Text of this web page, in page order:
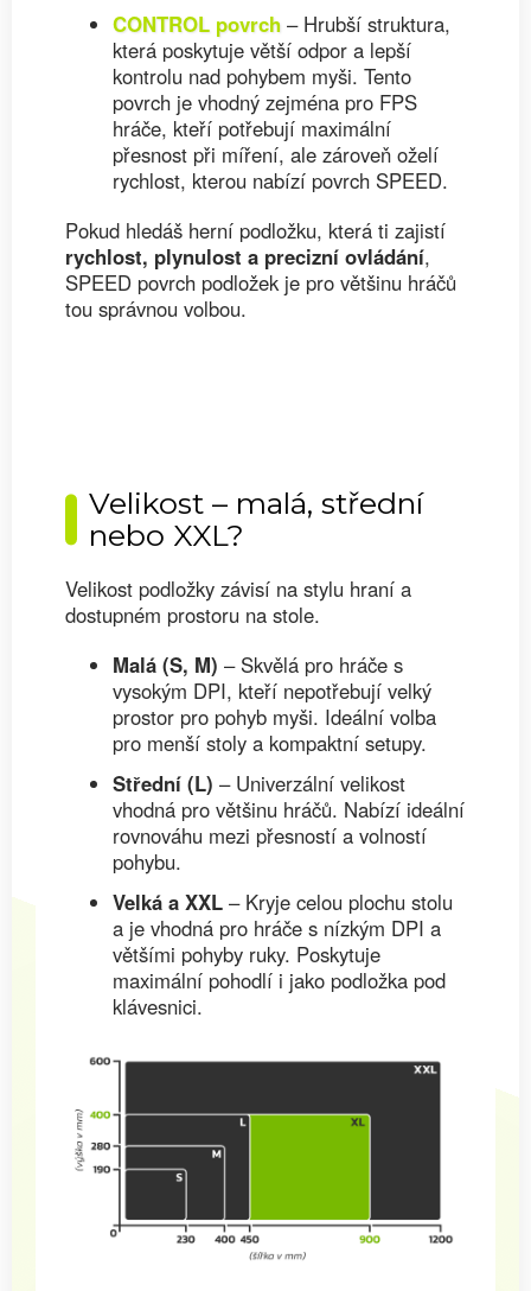
CONTROL povrch – Hrubší struktura,
která poskytuje větší odpor a lepší
kontrolu nad pohybem myši. Tento
povrch je vhodný zejména pro FPS
hráče, kteří potřebují maximální
přesnost při míření, ale zároveň oželí
rychlost, kterou nabízí povrch SPEED.
Pokud hledáš herní podložku, která ti zajistí
rychlost, plynulost a precizní ovládání,
SPEED povrch podložek je pro většinu hráčů
tou správnou volbou.
Velikost – malá, střední
nebo XXL?
Velikost podložky závisí na stylu hraní a
dostupném prostoru na stole.
Malá (S, M) – Skvělá pro hráče s
vysokým DPI, kteří nepotřebují velký
prostor pro pohyb myši. Ideální volba
pro menší stoly a kompaktní setupy.
Střední (L) – Univerzální velikost
vhodná pro většinu hráčů. Nabízí ideální
rovnováhu mezi přesností a volností
pohybu.
Velká a XXL – Kryje celou plochu stolu
a je vhodná pro hráče s nízkým DPI a
většími pohyby ruky. Poskytuje
maximální pohodlí i jako podložka pod
klávesnici.